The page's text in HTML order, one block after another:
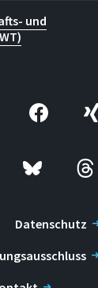
und
Datenschutz